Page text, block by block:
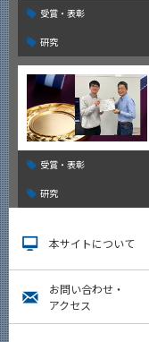
受賞・表彰
研究
受賞・表彰
研究
本サイトについて
お問い合わせ・
アクセス